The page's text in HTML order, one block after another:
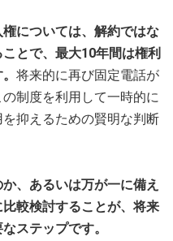
については、解約ではな
とで、最大10年間は権利
将来的に再び固定電話が
制度を利用して一時的に
抑えるための賢明な判断
、あるいは万が一に備え
較検討することが、将来
ステップです。